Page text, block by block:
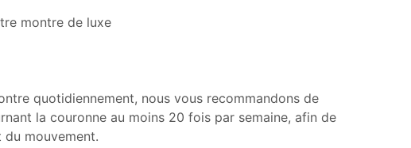
montre de luxe
quotidiennement, nous vous recommandons de
la couronne au moins 20 fois par semaine, afin de
mouvement.